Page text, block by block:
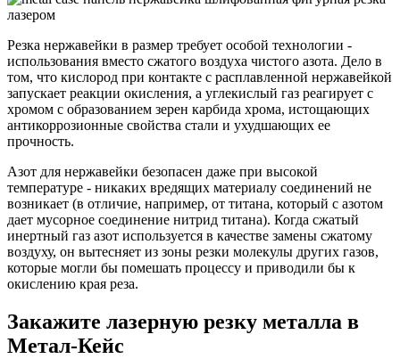
Резка нержавейки в размер требует особой технологии -
использования вместо сжатого воздуха чистого азота. Дело в
том, что кислород при контакте с расплавленной нержавейкой
запускает реакции окисления, а углекислый газ реагирует с
хромом с образованием зерен карбида хрома, истощающих
антикоррозионные свойства стали и ухудшающих ее
прочность.
Азот для нержавейки безопасен даже при высокой
температуре - никаких вредящих материалу соединений не
возникает (в отличие, например, от титана, который с азотом
дает мусорное соединение нитрид титана). Когда сжатый
инертный газ азот используется в качестве замены сжатому
воздуху, он вытесняет из зоны резки молекулы других газов,
которые могли бы помешать процессу и приводили бы к
окислению края реза.
Закажите лазерную резку металла в
Метал-Кейс